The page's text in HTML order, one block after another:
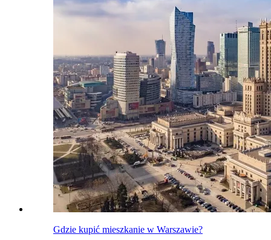
Gdzie kupić mieszkanie w Warszawie?